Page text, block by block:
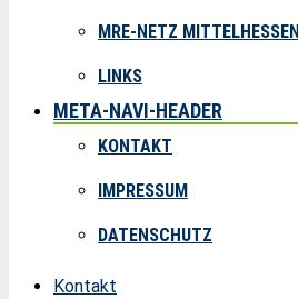
MRE-NETZ MITTELHESSEN
LINKS
META-NAVI-HEADER
KONTAKT
IMPRESSUM
DATENSCHUTZ
Kontakt